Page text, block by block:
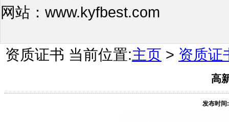
网站：www.kyfbest.com
资质证书 当前位置:主页 > 资质证
高
发布时间: